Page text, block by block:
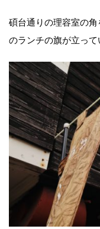
碩台通りの理容室の角
のランチの旗が立って